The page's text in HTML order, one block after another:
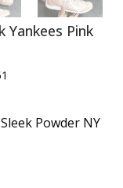
Yankees Pink
Powder NY